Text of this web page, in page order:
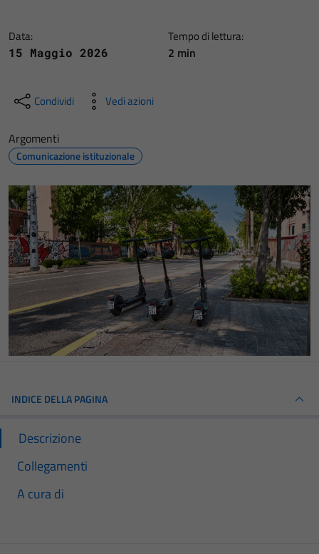
Data:
15 Maggio 2026
Tempo di lettura:
2 min
Condividi Vedi azioni
Argomenti
Comunicazione istituzionale
INDICE DELLA PAGINA
Descrizione
Collegamenti
A cura di